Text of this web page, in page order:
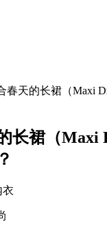
春天的长裙（Maxi
长裙（Maxi
衣